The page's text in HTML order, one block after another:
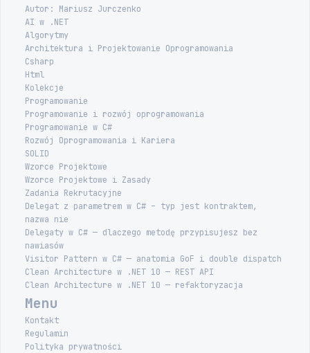
Autor: Mariusz Jurczenko
AI w .NET
Algorytmy
Architektura i Projektowanie Oprogramowania
Csharp
Html
Kolekcje
Programowanie
Programowanie i rozwój oprogramowania
Programowanie w C#
Rozwój Oprogramowania i Kariera
SOLID
Wzorce Projektowe
Wzorce Projektowe i Zasady
Zadania Rekrutacyjne
Delegat z parametrem w C# – typ jest kontraktem,
nazwa nie
Delegaty w C# — dlaczego metodę przypisujesz bez
nawiasów
Visitor Pattern w C# — anatomia GoF i double dispatch
Clean Architecture w .NET 10 — REST API
Clean Architecture w .NET 10 — refaktoryzacja
Menu
Kontakt
Regulamin
Polityka prywatności